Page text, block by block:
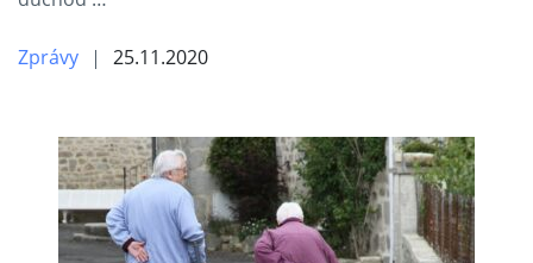
Zprávy 25.11.2020